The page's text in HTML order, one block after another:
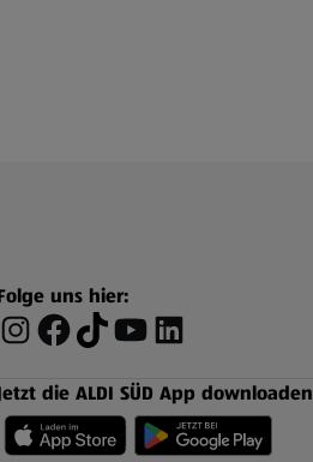
uns hier:
die ALDI SÜD App downloaden